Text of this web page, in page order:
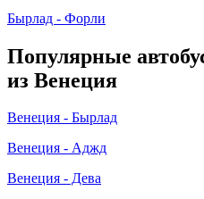
Бырлад - Форли
Популярные
из Венеция
Венеция - Бырлад
Венеция - Аджд
Венеция - Дева